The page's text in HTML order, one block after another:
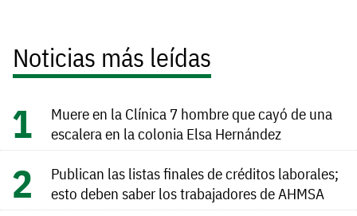
Noticias más leídas
Muere en la Clínica 7 hombre que cayó de una
escalera en la colonia Elsa Hernández
Publican las listas finales de créditos laborales;
esto deben saber los trabajadores de AHMSA